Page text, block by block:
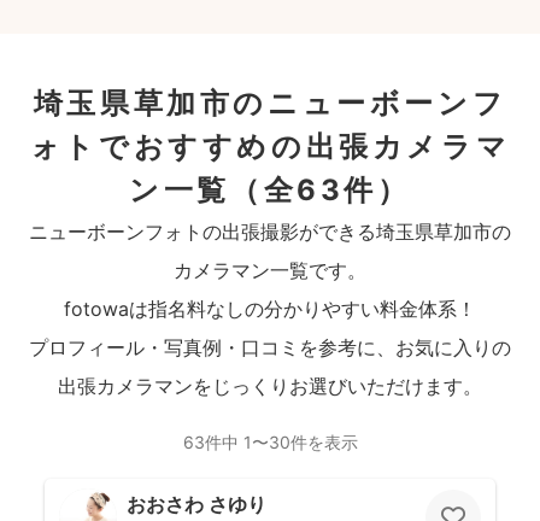
埼玉県草加市のニューボーンフ
ォトでおすすめの出張カメラマ
ン一覧
（全63件）
ニューボーンフォトの出張撮影ができる埼玉県草加市の
カメラマン一覧です。
fotowaは指名料なしの分かりやすい料金体系！
プロフィール・写真例・口コミを参考に、お気に入りの
出張カメラマンをじっくりお選びいただけます。
63件中 1〜30件を表示
おおさわ さゆり